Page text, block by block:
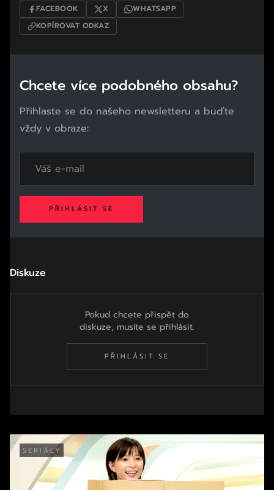
FACEBOOK X
WHATSAPP
KOPÍROVAT ODKAZ
Chcete více podobného obsahu?
Přihlaste se do našeho newsletteru a buďte
vždy v obraze:
PŘIHLÁSIT SE
Diskuze
Pokud chcete přispět do
diskuze, musíte se přihlásit.
PŘIHLÁSIT SE
SERIÁLY